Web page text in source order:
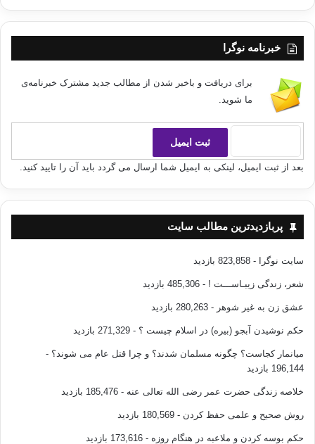
در چنین اوقات حساس و خطیری ودر مقابل این حوادث سهمگین و بزرگ، بدانید
: که بزرگترین نیروی ما – بعد از نیروی اخلاص – همانا «تشریک مساعی در
اعمال اخروی است» و بدین وسیله هریک از شما در دفتر اعمال برادران، نیکی
و قلعه تقوی
ارسال می دارد.
شدید قرار گرفته است، دراین سه ماه مبارک و این ایام مشهود، سخت به کمک
و مساعدت شما نیازمند است.
با تمام جوارحم این کمک معنوی را از صمیم قلب خواستارم.
هر روز به نام طلاب نور بیش از صد بار در پیشگاه حضرت حق دعا می کنم، اما
به شرط التزام و وفا به ایمان . دستور تشریک مساعی در اعمال اخروی چنین
است.
—————————————————-
منبع: راهنمای نسل جوان
نویسند: استاد سعید نورسی
مترجم: محمد طاهر حسینی
خبرنامه نوگرا
برای دریافت و باخبر شدن از مطالب جدید مشترک خبرنامه‌ی
ما شوید.
بعد از ثبت ایمیل، لینکی به ایمیل شما ارسال می گردد باید آن را تایید کنید.
پربازدیدترین مطالب سایت
سایت نوگرا - 823,858 بازدید
شعر، زندگی زیبـاســـت ! - 485,306 بازدید
عشق زن به غیر شوهر - 280,263 بازدید
حکم نوشیدن آبجو (بیره) در اسلام چیست ؟ - 271,329 بازدید
میانمار کجاست؟ چگونه مسلمان شدند؟ و چرا قتل عام می شوند؟ -
196,144 بازدید
خلاصه زندگی حضرت عمر رضی الله تعالی عنه - 185,476 بازدید
روش صحیح و علمی حفظ کردن - 180,569 بازدید
حکم بوسه کردن و ملاعبه در هنگام روزه - 173,616 بازدید